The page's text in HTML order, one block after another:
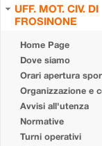
UFF. MOT. CIV. DI
FROSINONE
Home Page
Dove siamo
Orari apertura
Organizzazione e
Avvisi all'utenza
Normative
Turni operativi